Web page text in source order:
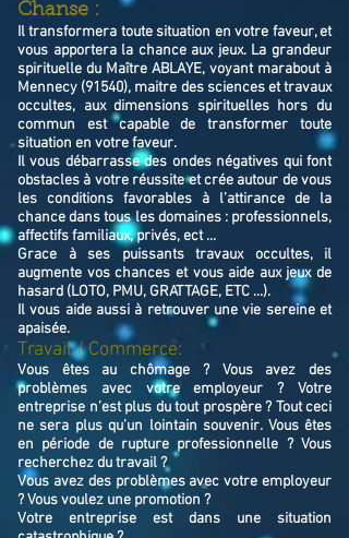
Chanse :
Il transformera toute situation en votre faveur, et
vous apportera la chance aux jeux. La grandeur
spirituelle du Maître ABLAYE, voyant marabout à
Mennecy (91540), maitre des sciences et travaux
occultes, aux dimensions spirituelles hors du
commun est capable de transformer toute
situation en votre faveur.
Il vous débarrasse des ondes négatives qui font
obstacles à votre réussite et crée autour de vous
les conditions favorables à l’attirance de la
chance dans tous les domaines : professionnels,
affectifs familiaux, privés, ect ...
Grace à ses puissants travaux occultes, il
augmente vos chances et vous aide aux jeux de
hasard (LOTO, PMU, GRATTAGE, ETC ...).
Il vous aide aussi à retrouver une vie sereine et
apaisée.
Travail / Commerce:
Vous êtes au chômage ? Vous avez des
problèmes avec votre employeur ? Votre
entreprise n’est plus du tout prospère ? Tout ceci
ne sera plus qu’un lointain souvenir. Vous êtes
en période de rupture professionnelle ? Vous
recherchez du travail ?
Vous avez des problèmes avec votre employeur
? Vous voulez une promotion ?
Votre entreprise est dans une situation